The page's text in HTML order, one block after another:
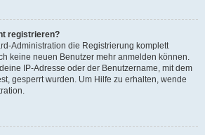
registrieren?
Administration die Registrierung komplett
keine neuen Benutzer mehr anmelden können.
IP-Adresse oder der Benutzername, mit dem
gesperrt wurden. Um Hilfe zu erhalten, wende